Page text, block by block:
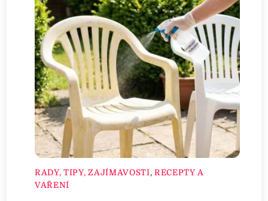
RADY, TIPY, ZAJÍMAVOSTI, RECEPTY A
VAŘENÍ